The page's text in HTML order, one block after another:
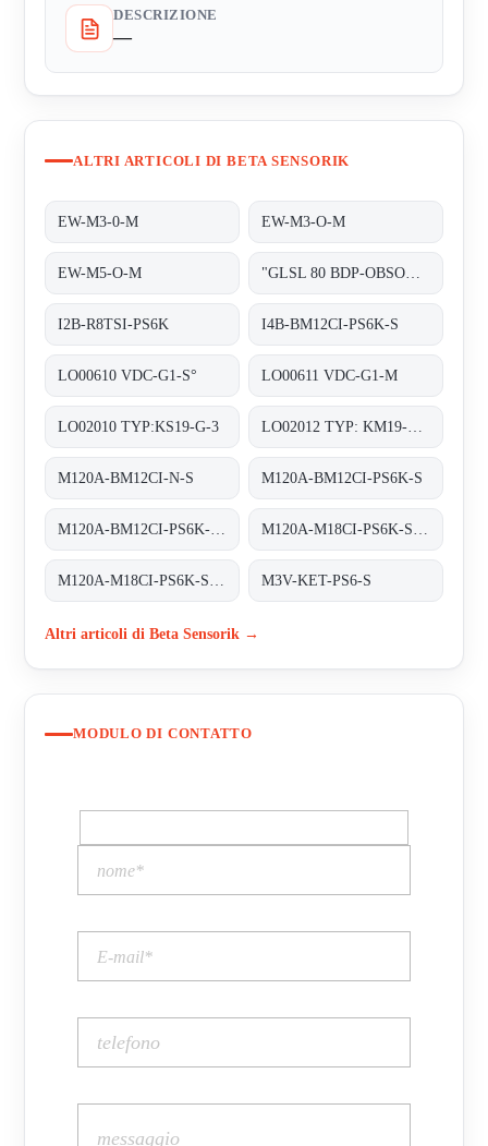
DESCRIZIONE
—
ALTRI ARTICOLI DI BETA SENSORIK
EW-M3-0-M EW-M3-O-M
EW-M5-O-M
I2B-R8TSI-PS6K I4B-BM12CI-PS6K-S
LO00610 VDC-G1-S° LO00611 VDC-G1-M
LO02010 TYP:KS19-G-3
M120A-BM12CI-N-S M120A-BM12CI-PS6K-S
M3V-KET-PS6-S
Altri articoli di Beta Sensorik →
MODULO DI CONTATTO